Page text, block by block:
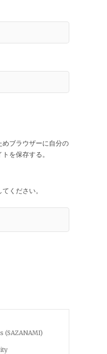
ブラウザーに自分の
を保存する。
ください。
(SAZANAMI)